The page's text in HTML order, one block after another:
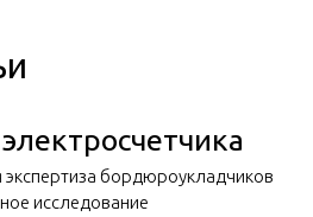
бордюроукладчиков
исследование